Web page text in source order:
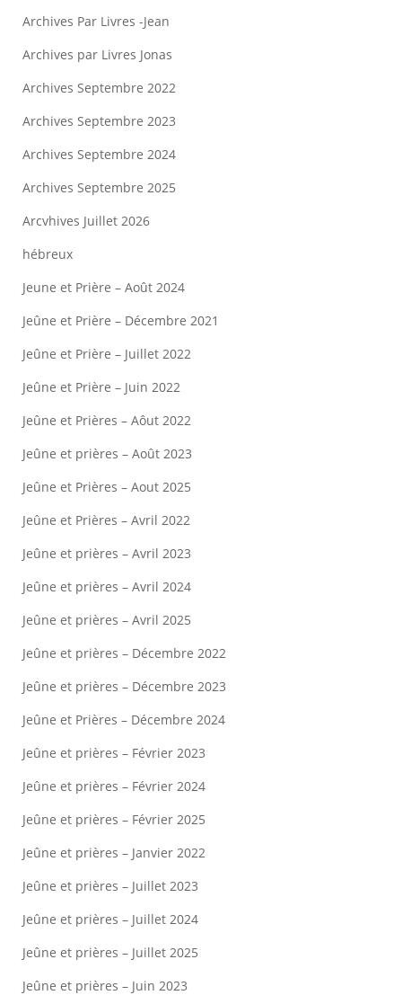
Archives Par Livres -Jean
Archives par Livres Jonas
Archives Septembre 2022
Archives Septembre 2023
Archives Septembre 2024
Archives Septembre 2025
Arcvhives Juillet 2026
hébreux
Jeune et Prière – Août 2024
Jeûne et Prière – Décembre 2021
Jeûne et Prière – Juillet 2022
Jeûne et Prière – Juin 2022
Jeûne et Prières – Aôut 2022
Jeûne et prières – Août 2023
Jeûne et Prières – Aout 2025
Jeûne et Prières – Avril 2022
Jeûne et prières – Avril 2023
Jeûne et prières – Avril 2024
Jeûne et prières – Avril 2025
Jeûne et prières – Décembre 2022
Jeûne et prières – Décembre 2023
Jeûne et Prières – Décembre 2024
Jeûne et prières – Février 2023
Jeûne et prières – Février 2024
Jeûne et prières – Février 2025
Jeûne et prières – Janvier 2022
Jeûne et prières – Juillet 2023
Jeûne et prières – Juillet 2024
Jeûne et prières – Juillet 2025
Jeûne et prières – Juin 2023